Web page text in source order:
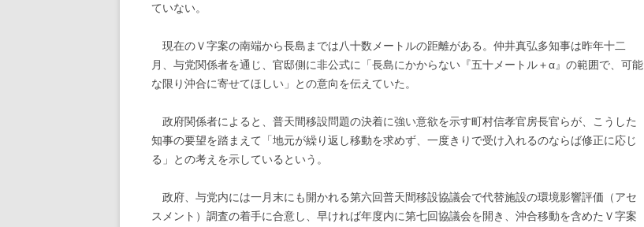
ていない。
現在のＶ字案の南端から長島までは八十数メートルの距離がある。仲井真弘多知事は昨年十二
月、与党関係者を通じ、官邸側に非公式に「長島にかからない『五十メートル＋α』の範囲で、可能
な限り沖合に寄せてほしい」との意向を伝えていた。
政府関係者によると、普天間移設問題の決着に強い意欲を示す町村信孝官房長官らが、こうした
知事の要望を踏まえて「地元が繰り返し移動を求めず、一度きりで受け入れるのならば修正に応じ
る」との考えを示しているという。
政府、与党内には一月末にも開かれる第六回普天間移設協議会で代替施設の環境影響評価（アセ
スメント）調査の着手に合意し、早ければ年度内に第七回協議会を開き、沖合移動を含めたＶ字案